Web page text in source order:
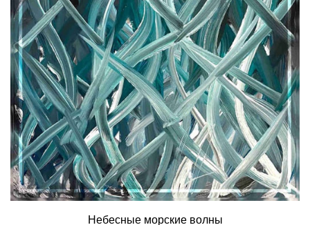
Небесные морские волны